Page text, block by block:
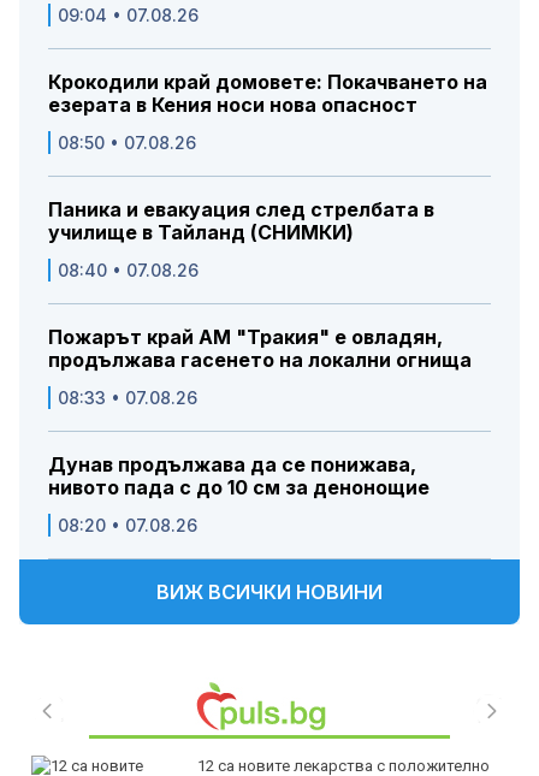
09:04 • 07.08.26
Крокодили край домовете: Покачването на
езерата в Кения носи нова опасност
08:50 • 07.08.26
Паника и евакуация след стрелбата в
училище в Тайланд (СНИМКИ)
08:40 • 07.08.26
Пожарът край АМ "Тракия" е овладян,
продължава гасенето на локални огнища
08:33 • 07.08.26
Дунав продължава да се понижава,
нивото пада с до 10 см за денонощие
08:20 • 07.08.26
ВИЖ ВСИЧКИ НОВИНИ
12 са новите лекарства с положително